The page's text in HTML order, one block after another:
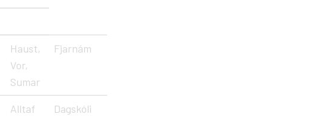
Haust,
Vor,
Sumar
Fjarnám
Alltaf Dagskóli